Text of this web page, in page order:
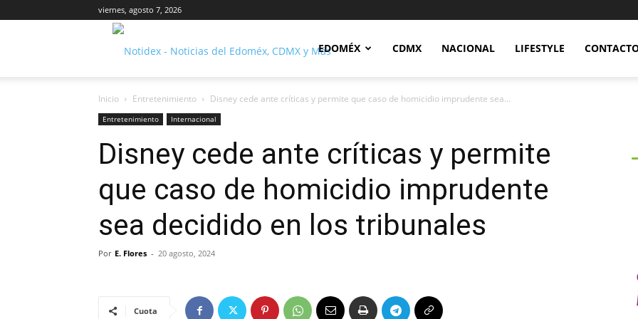
viernes, agosto 7, 2026
Notidex
EDOMÉX CDMX NACIONAL LIFESTYLE
Inicio Entretenimiento Disney cede ante críticas y permite que caso de homicidio imprudente sea...
Entretenimiento Internacional
Disney cede ante críticas y permite
que caso de homicidio imprudente
sea decidido en los tribunales
Por E. Flores - 20 agosto, 2024
Cuota